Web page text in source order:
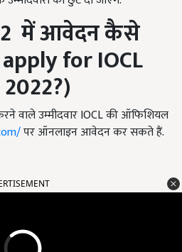
में आवेदन कैसे
for IOCL
करने वाले उम्मीदवार IOCL की ऑफिशियल
पर ऑनलाइन आवेदन कर सकते हैं.